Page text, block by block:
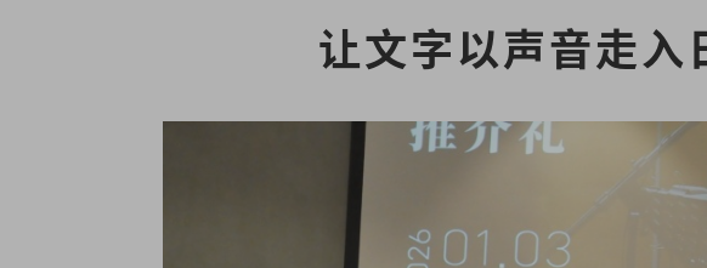
让文字以声音走